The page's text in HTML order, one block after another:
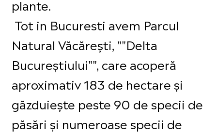
plante.
Tot in Bucuresti avem Parcul
Natural Văcărești, ""Delta
Bucureștiului"", care acoperă
aproximativ 183 de hectare și
găzduiește peste 90 de specii de
păsări și numeroase specii de